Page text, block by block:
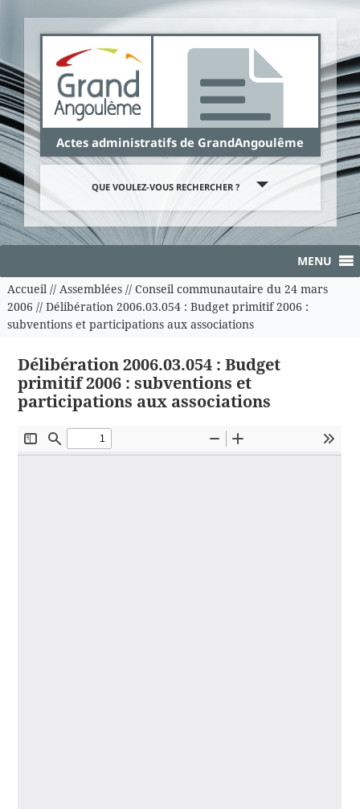
Actes administratifs de GrandAngoulême
QUE VOULEZ-VOUS RECHERCHER ?
MENU
Accueil// Assemblées// Conseil communautaire du 24 mars
2006 // Délibération 2006.03.054 : Budget primitif 2006 :
subventions et participations aux associations
Délibération 2006.03.054 : Budget
primitif 2006 : subventions et
participations aux associations
Panneau de gestion des cookies